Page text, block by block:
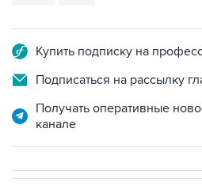
Купить подписку на
Подписаться на рассылку
Получать оперативные
канале